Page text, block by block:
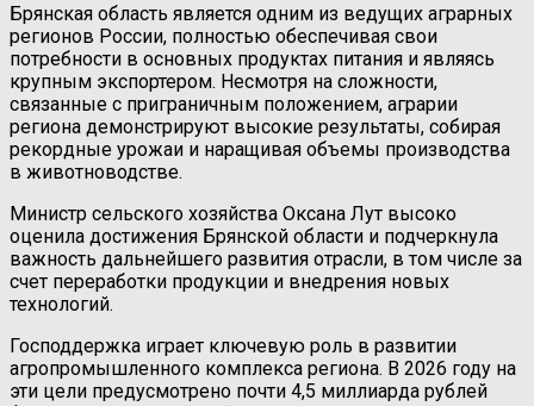
Брянская область является одним из ведущих аграрных
регионов России, полностью обеспечивая свои
потребности в основных продуктах питания и являясь
крупным экспортером. Несмотря на сложности,
связанные с приграничным положением, аграрии
региона демонстрируют высокие результаты, собирая
рекордные урожаи и наращивая объемы производства
в животноводстве.
Министр сельского хозяйства Оксана Лут высоко
оценила достижения Брянской области и подчеркнула
важность дальнейшего развития отрасли, в том числе за
счет переработки продукции и внедрения новых
технологий.
Господдержка играет ключевую роль в развитии
агропромышленного комплекса региона. В 2026 году на
эти цели предусмотрено почти 4,5 миллиарда рублей